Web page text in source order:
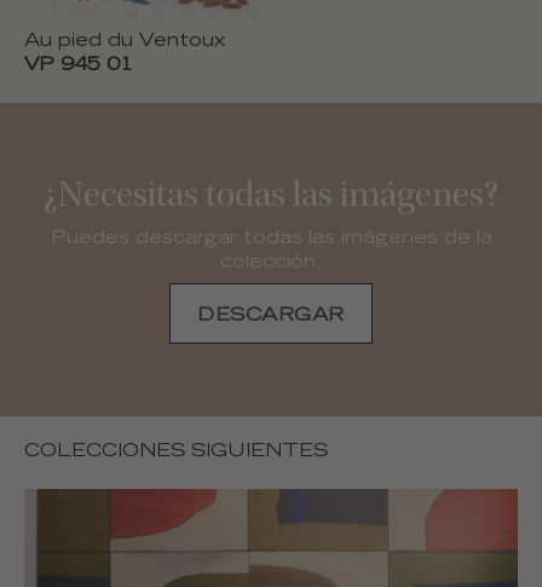
Au pied du Ventoux
VP 945 01
¿Necesitas todas las imágenes?
Puedes descargar todas las imágenes de la
colección.
DESCARGAR
COLECCIONES SIGUIENTES